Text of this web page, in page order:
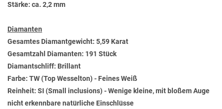
Stärke: ca. 2,2 mm
Diamanten
Gesamtes Diamantgewicht: 5,59 Karat
Gesamtzahl Diamanten: 191 Stück
Diamantschliff: Brillant
Farbe: TW (Top Wesselton) - Feines Weiß
Reinheit: SI (Small inclusions) - Wenige kleine, mit bloßem Auge
nicht erkennbare natürliche Einschlüsse